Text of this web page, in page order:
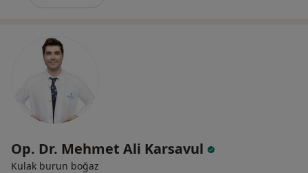
Op. Dr. Mehmet Ali Karsavul
Kulak burun boğaz